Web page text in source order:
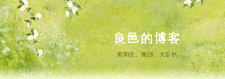
良邑的博客
新闻史、集邮、大自然